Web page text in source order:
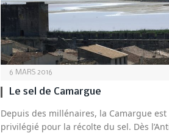
6 MARS 2016
Le sel de Camargue
Depuis des millénaires, la Camargue
privilégié pour la récolte du sel. Dès